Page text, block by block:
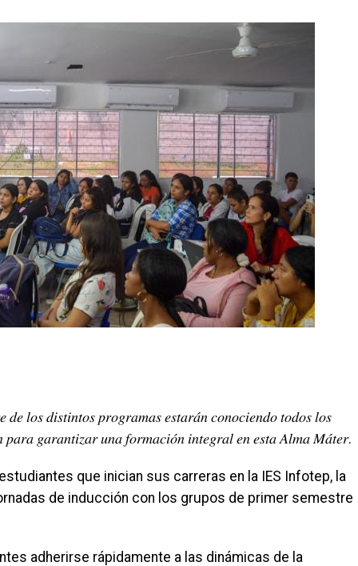
𝑙𝑜𝑠 𝑑𝑖𝑠𝑡𝑖𝑛𝑡𝑜𝑠 𝑝𝑟𝑜𝑔𝑟𝑎𝑚𝑎𝑠 𝑒𝑠𝑡𝑎𝑟𝑎́𝑛 𝑐𝑜𝑛𝑜𝑐𝑖𝑒𝑛𝑑𝑜 𝑡𝑜𝑑𝑜𝑠 𝑙𝑜𝑠
𝑝𝑎𝑟𝑎 𝑔𝑎𝑟𝑎𝑛𝑡𝑖𝑧𝑎𝑟 𝑢𝑛𝑎 𝑓𝑜𝑟𝑚𝑎𝑐𝑖𝑜́𝑛 𝑖𝑛𝑡𝑒𝑔𝑟𝑎𝑙 𝑒𝑛 𝑒𝑠𝑡𝑎 𝐴𝑙𝑚𝑎 𝑀𝑎́𝑡𝑒𝑟.
que inician sus carreras en la IES Infotep, la
de inducción con los grupos de primer semestre
adherirse rápidamente a las dinámicas de la